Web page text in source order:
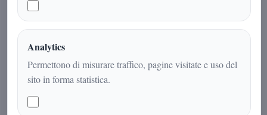
Un manoscritto esoterico del XVIII
secolo dalla forma triangolare,
attribuito al Conte di Saint-Germain,
conservato oggi al Getty Research
Institute: storia, simboli e misteri di
un sigillo ancora oggetto di studio.
Analytics
Permettono di misurare traffico, pagine visitate e uso del
sito in forma statistica.